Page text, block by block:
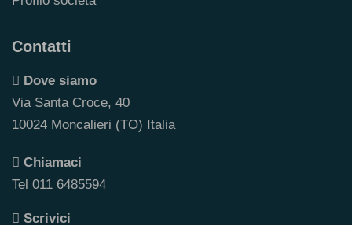
Contatti
Dove siamo
Via Santa Croce, 40
10024 Moncalieri (TO) Italia
Chiamaci
Tel 011 6485594
Scrivici